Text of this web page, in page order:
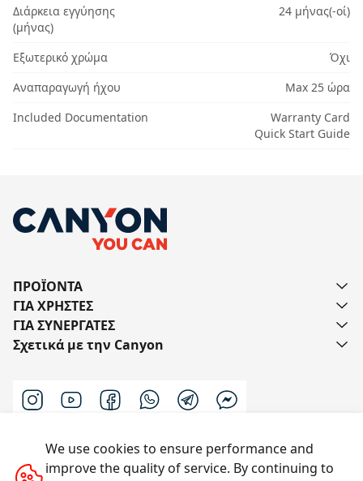
Διάρκεια εγγύησης
(μήνας)
24 μήνας(-οί)
Εξωτερικό χρώμα
Όχι
Αναπαραγωγή ήχου
Max 25 ώρα
Included Documentation
Warranty Card
Quick Start Guide
ΠΡΟΪΟΝΤΑ
ΓΙΑ ΧΡΗΣΤΕΣ
ΓΙΑ ΣΥΝΕΡΓΑΤΕΣ
Σχετικά με την Canyon
Επικοινωνήστε μαζί μας
We use cookies to ensure performance and
improve the quality of service. By continuing to